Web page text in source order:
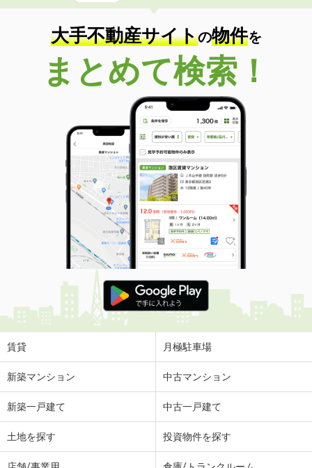
大手不動産サイトの物件を
まとめて検索！
賃貸 月極駐車場
新築マンション 中古マンション
新築一戸建て 中古一戸建て
土地を探す 投資物件を探す